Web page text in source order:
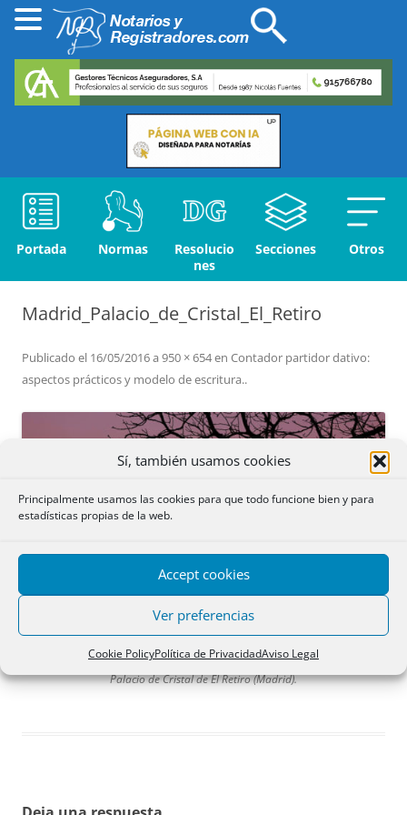
Sí, también usamos cookies
Principalmente usamos las cookies para que todo funcione bien y para
estadísticas propias de la web.
Accept cookies
Ver preferencias
Cookie PolicyPolítica de PrivacidadAviso Legal
Portada Normas
Resolucio
nes
Secciones Otros
Madrid_Palacio_de_Cristal_El_Retiro
Publicado el 16/05/2016a 950 × 654en Contador partidor dativo:
aspectos prácticos y modelo de escritura..
Palacio de Cristal de El Retiro (Madrid).